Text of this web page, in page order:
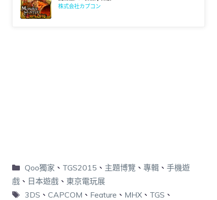
株式会社カプコン
Qoo獨家 、 TGS2015 、 主題博覽 、 專輯、 手機遊
戲 、 日本遊戲 、 東京電玩展
3DS 、 CAPCOM 、 Feature 、 MHX、 TGS 、